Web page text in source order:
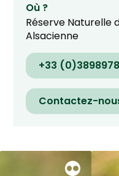
Où ?
Réserve Naturelle
Alsacienne
+33
Contactez-